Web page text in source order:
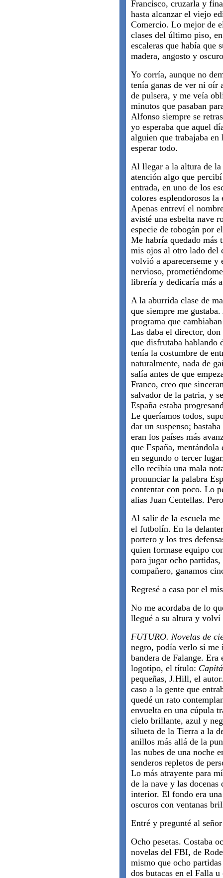
Francisco, cruzarla y
hasta alcanzar el viejo
Comercio. Lo mejor de
clases del último piso,
escaleras que había que
madera, angosto y
Yo corría, aunque no
tenía ganas de ver ni oír
de pulsera, y me veía
minutos que pasaban
Alfonso siempre se
yo esperaba que aquel
alguien que trabajaba
esperar todo.
Al llegar a la altura de
atención algo que
entrada, en uno de los
colores esplendorosos
Apenas entreví el
avisté una esbelta nave
especie de tobogán por
Me habría quedado más
mis ojos al otro lado del
volvió a aparecerseme y
nervioso,
librería y dedicaría más
A la aburrida clase de
que siempre me
programa que
Las daba el director,
que disfrutaba hablando
tenía la costumbre de
naturalmente, nada de
salía antes de que
Franco, creo que
salvador de la patria, y
España estaba
Le queríamos todos,
dar un suspenso;
eran los países más
que España,
en segundo o tercer
ello recibía una mala
pronunciar la palabra
contentar con poco. Lo
alias Juan Centellas.
Al salir de la escuela me
el futbolín. En la
portero y los tres
quien formase equipo
para jugar ocho
compañero, ganamos
Regresé a casa por el
No me acordaba de lo
llegué a su altura y volví
FUTURO. Novelas de
negro, podía verlo si
bandera de Falange.
logotipo, el título:
pequeñas, J.Hill, el
caso a la gente que
quedé un rato
envuelta en una cúpula
cielo brillante, azul y
silueta de la Tierra a la
anillos más allá de la
las nubes de una noche
senderos repletos de
Lo más atrayente para
de la nave y las docenas
interior. El fondo era
oscuros con ventanas
Entré y pregunté al
Ocho pesetas. Costaba
novelas del FBI, de
mismo que ocho
dos butacas en el Falla